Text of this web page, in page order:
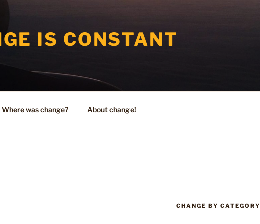
IS CONSTANT
Where was change? About change!
CHANGE BY CATEGORY